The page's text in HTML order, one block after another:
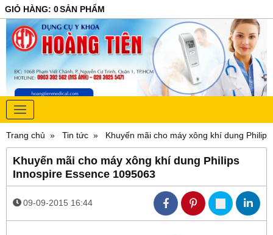
GIỎ HÀNG: 0SẢN PHẨM
Trang chủ Tin tức Khuyến mãi cho máy xông khí dung
Khuyến mãi cho máy xông khí dung Philips
Innospire Essence 1095063
09-09-2015 16:44